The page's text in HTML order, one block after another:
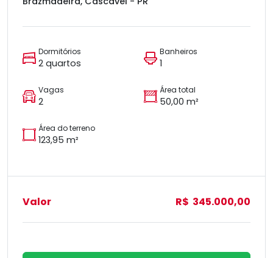
Dormitórios
2 quartos
Banheiros
1
Vagas
2
Área total
50,00 m²
Área do terreno
123,95 m²
Valor R$ 345.000,00